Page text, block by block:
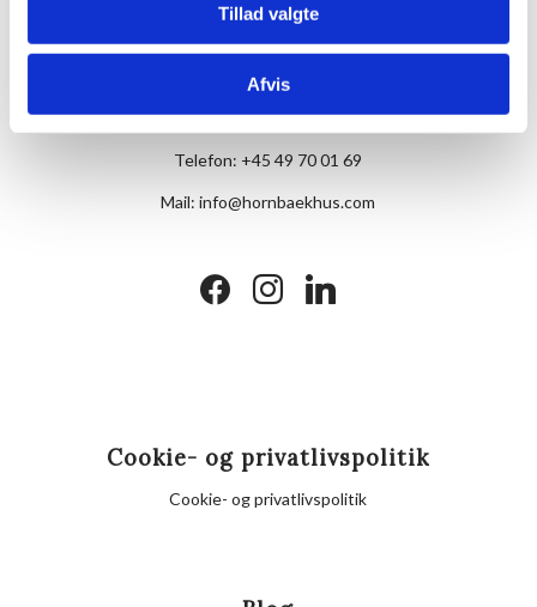
Tillad valgte
Afvis
Hotel Hornbækhus
Skovvej 7,
DK-3100 Hornbæk
Telefon: +45 49 70 01 69
Mail:info@hornbaekhus.com
facebookinstagramlinkedin
Cookie- og privatlivspolitik
Cookie- og privatlivspolitik